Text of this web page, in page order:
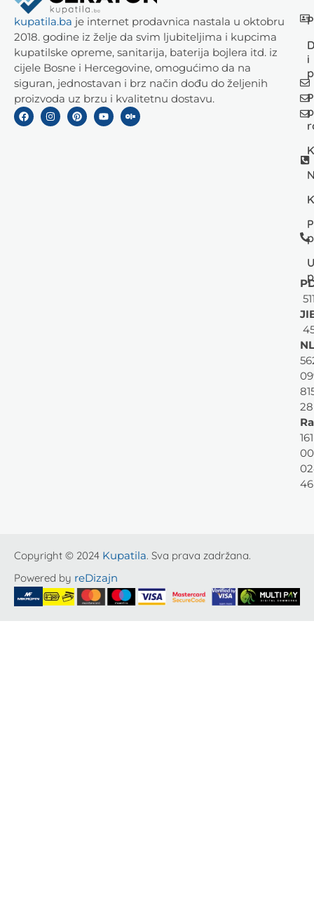
kupatila.ba je internet prodavnica nastala u oktobru
2018. godine iz želje da svim ljubiteljima i kupcima
kupatilske opreme, sanitarija, baterija bojlera itd. iz
cijele Bosne i Hercegovine, omogućimo da na
siguran, jednostavan i brz način dođu do željenih
proizvoda uz brzu i kvalitetnu dostavu.
i
28
46
Copyright © 2024 Kupatila. Sva prava zadržana.
Powered by reDizajn